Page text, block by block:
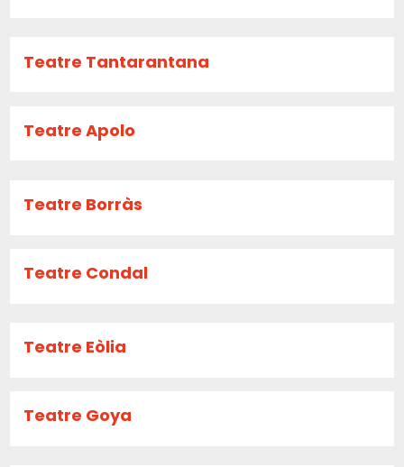
Teatre Tantarantana
Teatre Apolo
Teatre Borràs
Teatre Condal
Teatre Eòlia
Teatre Goya